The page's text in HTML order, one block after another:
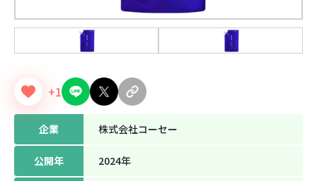
+1
企業 株式会社コーセー
公開年 2024年